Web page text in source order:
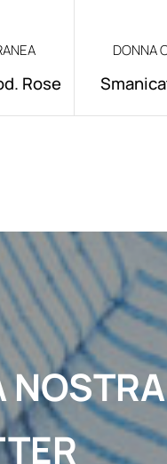
Rose
DONNA
NOSTRA